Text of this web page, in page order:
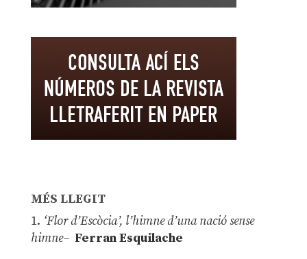
MÉS LLEGIT
1. ‘Flor d’Escòcia’, l’himne d’una nació sense
himne– Ferran Esquilache